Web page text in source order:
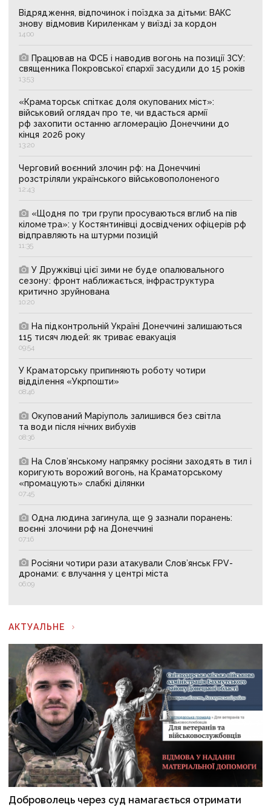
Відрядження, відпочинок і поїздка за дітьми: ВАКС
знову відмовив Кириленкам у виїзді за кордон
14:00
Працював на ФСБ і наводив вогонь на позиції ЗСУ:
священника Покровської єпархії засудили до 15 років
13:53
«Краматорськ спіткає доля окупованих міст»:
військовий оглядач про те, чи вдасться армії
рф захопити останню агломерацію Донеччини до
кінця 2026 року
13:20
Черговий воєнний злочин рф: на Донеччині
розстріляли українського військовополоненого
12:43
«Щодня по три групи просуваються вглиб на пів
кілометра»: у Костянтинівці досвідчених офіцерів рф
відправляють на штурми позицій
11:35
У Дружківці цієї зими не буде опалювального
сезону: фронт наближається, інфраструктура
критично зруйнована
10:20
На підконтрольній Україні Донеччині залишаються
115 тисяч людей: як триває евакуація
09:54
У Краматорську припиняють роботу чотири
відділення «Укрпошти»
08:46
Окупований Маріуполь залишився без світла
та води після нічних вибухів
08:36
На Слов’янському напрямку росіяни заходять в тил і
коригують ворожий вогонь, на Краматорському
«промацують» слабкі ділянки
07:45
Одна людина загинула, ще 9 зазнали поранень:
воєнні злочини рф на Донеччині
07:16
Росіяни чотири рази атакували Слов’янськ FPV-
дронами: є влучання у центрі міста
06:09
АКТУАЛЬНЕ
Доброволець через суд намагається отримати